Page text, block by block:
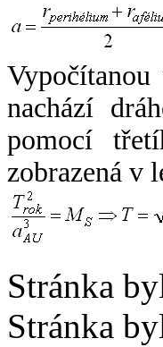
nachází
pomocí
zobrazená v
Stránka
Stránka